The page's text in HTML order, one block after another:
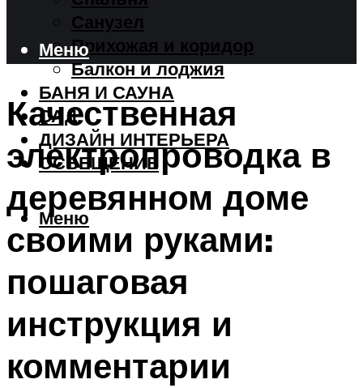
Санузел
Прихожая и коридор
Балкон и лоджия
БАНЯ И САУНА
САД
ДИЗАЙН ИНТЕРЬЕРА
ОСВЕЩЕНИЕ
Меню
Меню
Качественная
электропроводка в
деревянном доме
своими руками:
пошаговая
инструкция и
комментарии